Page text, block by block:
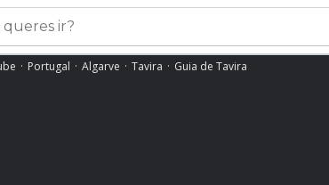
ir?
Portugal Algarve Tavira Guia de Tavira